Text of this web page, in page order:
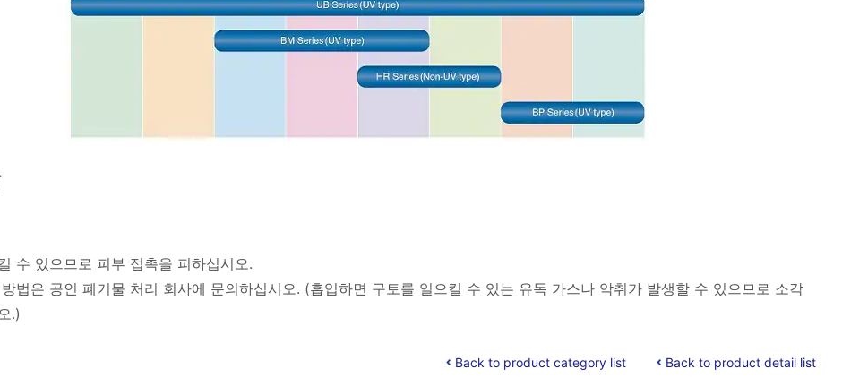
수 있으므로 피부 접촉을 피하십시오.
법은 공인 폐기물 처리 회사에 문의하십시오. (흡입하면 구토를 일으킬 수 있는 유독 가스나 악취가 발생할 수 있으므로 소각
.)
Back to product category list Back to product detail list